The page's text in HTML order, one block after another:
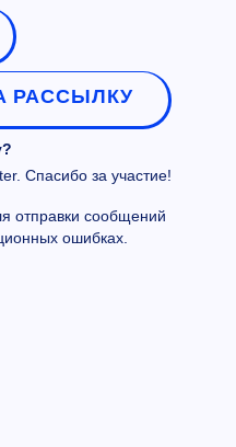
РАССЫЛКУ
Спасибо за участие!
отправки сообщений
ошибках.